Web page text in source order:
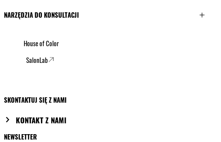
NARZĘDZIA DO KONSULTACJI
House of Color
SalonLab
SKONTAKTUJ SIĘ Z NAMI
KONTAKT Z NAMI
NEWSLETTER